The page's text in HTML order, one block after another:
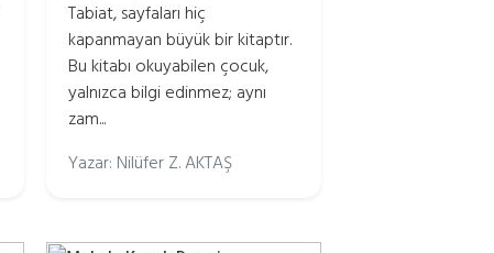
Tabiat, sayfaları hiç
kapanmayan büyük bir kitaptır.
Bu kitabı okuyabilen çocuk,
yalnızca bilgi edinmez; aynı
zam...
Yazar: Nilüfer Z. AKTAŞ